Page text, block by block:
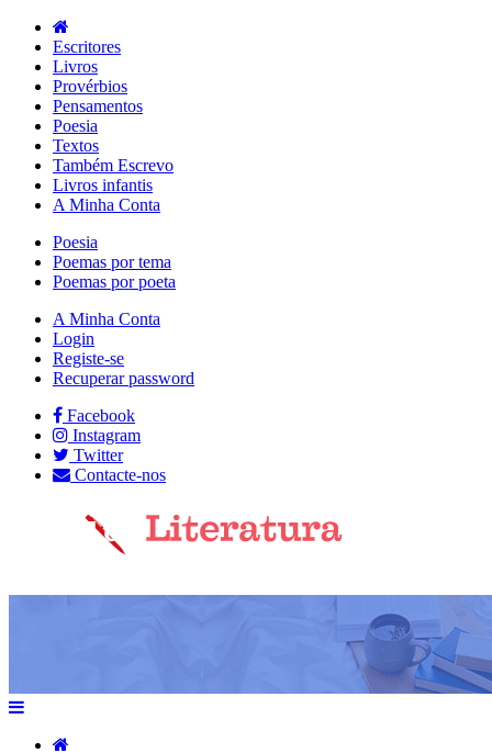
Escritores
Livros
Provérbios
Pensamentos
Poesia
Textos
Também Escrevo
Livros infantis
A Minha Conta
Poesia
Poemas por tema
Poemas por poeta
A Minha Conta
Login
Registe-se
Recuperar password
Facebook
Instagram
Twitter
Contacte-nos